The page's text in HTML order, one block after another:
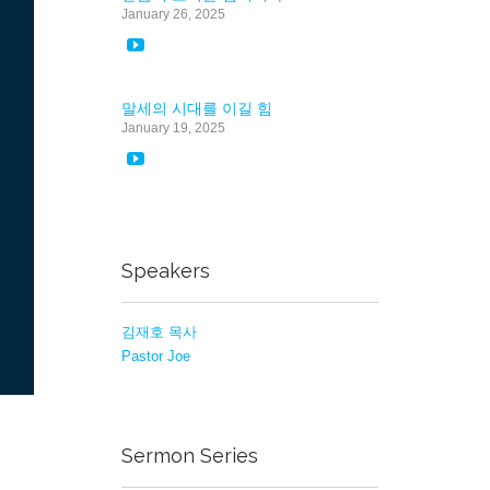
January 26, 2025

말세의 시대를 이길 힘
January 19, 2025

Speakers
김재호 목사
Pastor Joe
Sermon Series